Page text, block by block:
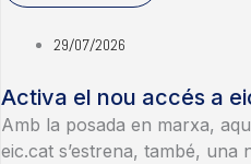
29/07/2026
Activa el nou accés a
Amb la posada en marxa,
eic.cat s’estrena, també, una